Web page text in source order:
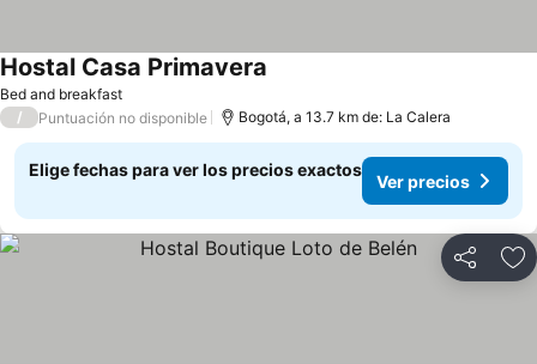
Bed and breakfast
Hostal Casa Primavera
/ Puntuación no disponible Bogotá, a 13.7 km de: La Calera
Elige fechas para ver los precios exactos
Ver precios
Compartir